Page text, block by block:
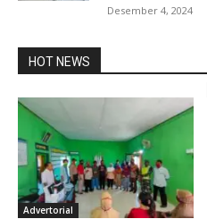
Desember 4, 2024
HOT NEWS
Advertorial